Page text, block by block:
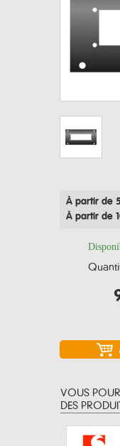
À partir de
À partir de
VOUS
DES